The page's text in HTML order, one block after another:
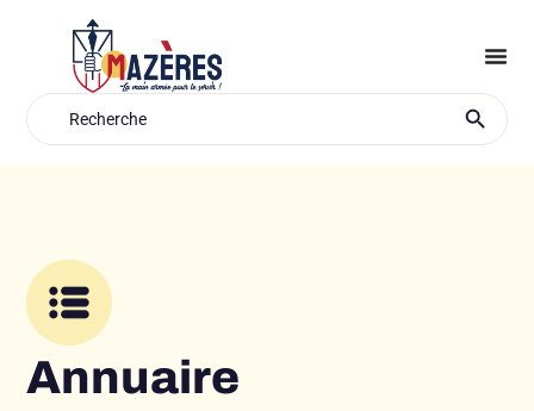
for:
Annuaire